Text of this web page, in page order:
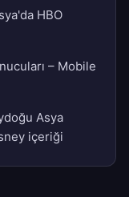
HBO
– Mobile
Asya
içeriği